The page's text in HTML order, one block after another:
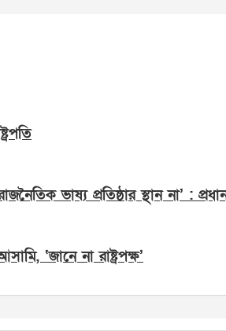
ভাষ্য প্রতিষ্ঠার স্থান না’ :
‘জানে না রাষ্ট্রপক্ষ’